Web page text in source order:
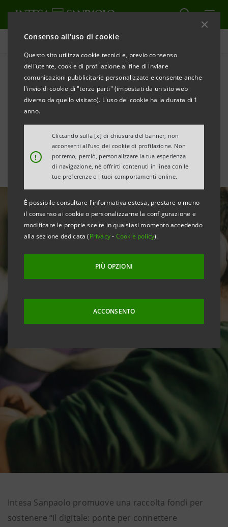
Consenso all'uso di cookie
Questo sito utilizza cookie tecnici e, previo consenso
dell’utente, cookie di profilazione al fine di inviare
comunicazioni pubblicitarie personalizzate e consente anche
l'invio di cookie di "terze parti" (impostati da un sito web
diverso da quello visitato). L'uso dei cookie ha la durata di 1
anno.
!
Cliccando sulla [x] di chiusura del banner, non
acconsenti all’uso dei cookie di profilazione. Non
potremo, perciò, personalizzare la tua esperienza
di navigazione, né offrirti contenuti in linea con le
tue preferenze o i tuoi comportamenti online.
È possibile consultare l'informativa estesa, prestare o meno
il consenso ai cookie o personalizzarne la configurazione e
modificare le proprie scelte in qualsiasi momento accedendo
alla sezione dedicata (Privacy- Cookie policy).
PIÙ OPZIONI
ACCONSENTO
Tutte le news
Raccolta fondi per il
progetto “Il digitale: ponte
per connettere generazioni”
Intesa Sanpaolo promuove una raccolta fondi per
sostenere “Il digitale: ponte per connettere